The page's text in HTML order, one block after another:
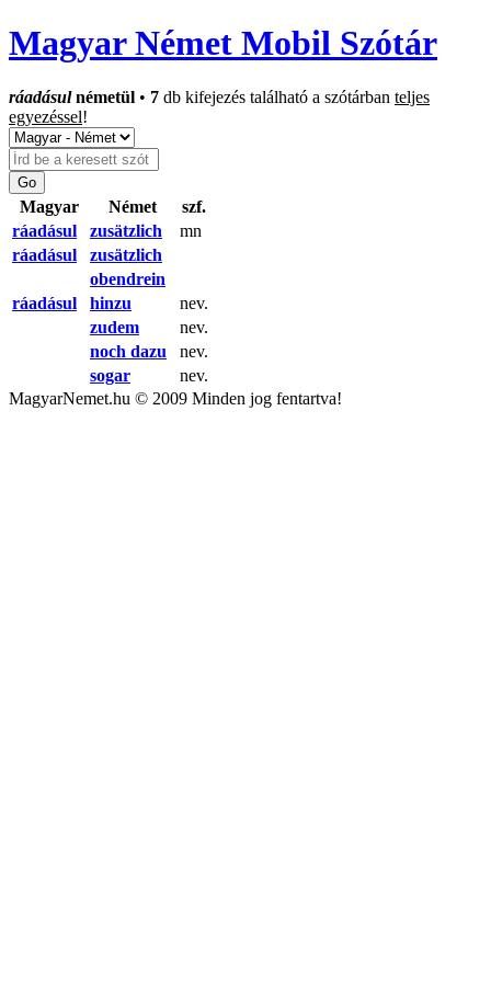
Magyar Német Mobil Szótár
ráadásulnémetül • 7 db kifejezés található a szótárban teljes
egyezéssel!
Magyar Német
szf.
ráadásul
zusätzlich
mn
ráadásul
zusätzlich
obendrein
ráadásul
hinzu
nev.
zudem
nev.
noch dazu
nev.
sogar
nev.
MagyarNemet.hu © 2009 Minden jog fentartva!